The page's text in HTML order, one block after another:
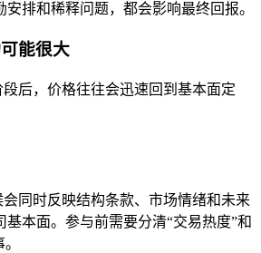
排和稀释问题，都会影响最终回报。
能很大
段后，价格往往会迅速回到基本面定
会同时反映结构条款、市场情绪和未来
本面。参与前需要分清“交易热度”和